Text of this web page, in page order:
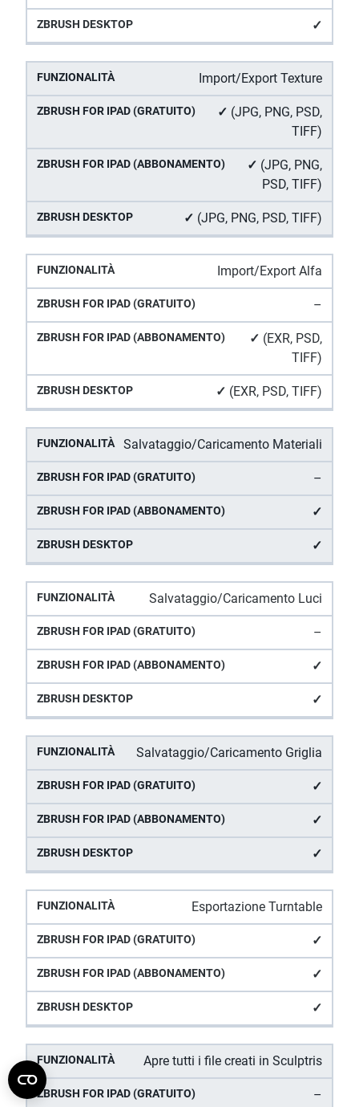
✓
Import/Export Texture
✓ (JPG, PNG, PSD,
TIFF)
✓ (JPG, PNG,
PSD, TIFF)
✓ (JPG, PNG, PSD, TIFF)
Import/Export Alfa
–
✓ (EXR, PSD,
TIFF)
✓ (EXR, PSD, TIFF)
Salvataggio/Caricamento Materiali
–
✓
✓
Salvataggio/Caricamento Luci
–
✓
✓
Salvataggio/Caricamento Griglia
✓
✓
✓
Esportazione Turntable
✓
✓
✓
Apre tutti i file creati in Sculptris
–